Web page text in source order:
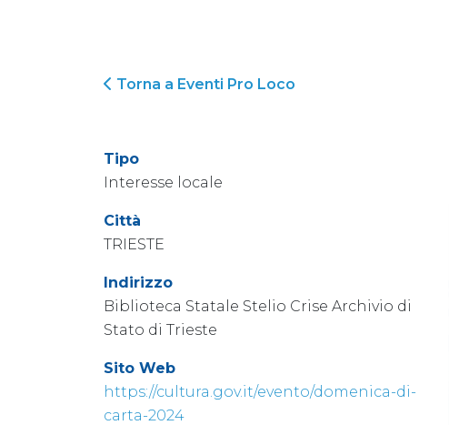
Torna a Eventi Pro Loco
Tipo
Interesse locale
Città
TRIESTE
Indirizzo
Biblioteca Statale Stelio Crise ​​​​​​​Archivio di
Stato di Trieste
Sito Web
https://cultura.gov.it/evento/domenica-di-
carta-2024